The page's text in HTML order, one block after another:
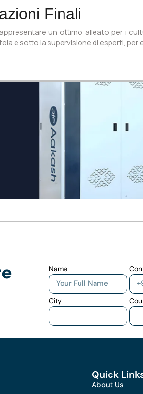
Finali
un ottimo alleato per i
e sotto la supervisione di esperti,
Name
City
Quick
About Us